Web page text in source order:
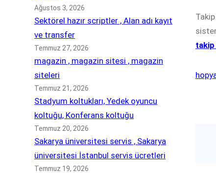
Ağustos 3, 2026
Sektörel hazır scriptler , Alan adı kayıt
ve transfer
Temmuz 27, 2026
magazin , magazin sitesi , magazin
siteleri
Temmuz 21, 2026
Stadyum koltukları, Yedek oyuncu
koltuğu, Konferans koltuğu
Temmuz 20, 2026
Sakarya üniversitesi servis , Sakarya
üniversitesi İstanbul servis ücretleri
Temmuz 19, 2026